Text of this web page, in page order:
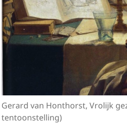
Gerard van Honthorst, Vrolijk
tentoonstelling)